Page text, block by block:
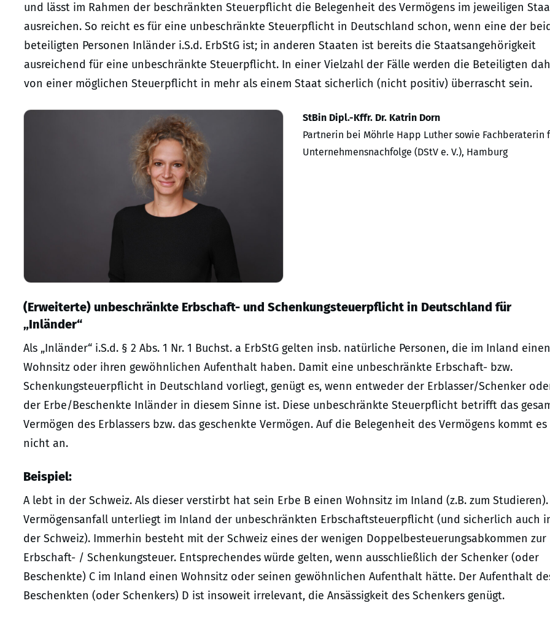
und lässt im Rahmen der beschränkten Steuerpflicht die Belegenheit des Vermögens im jeweiligen
ausreichen. So reicht es für eine unbeschränkte Steuerpflicht in Deutschland schon, wenn eine der
beteiligten Personen Inländer i.S.d. ErbStG ist; in anderen Staaten ist bereits die Staatsangehörigkeit
ausreichend für eine unbeschränkte Steuerpflicht. In einer Vielzahl der Fälle werden die Beteiligten
von einer möglichen Steuerpflicht in mehr als einem Staat sicherlich (nicht positiv) überrascht sein.
StBin Dipl.-Kffr. Dr. Katrin Dorn
Partnerin bei Möhrle Happ Luther sowie Fachberaterin
Unternehmensnachfolge (DStV e. V.), Hamburg
(Erweiterte) unbeschränkte Erbschaft- und Schenkungsteuerpflicht in Deutschland für
„Inländer“
Als „Inländer“ i.S.d. § 2 Abs. 1 Nr. 1 Buchst. a ErbStG gelten insb. natürliche Personen, die im Inland einen
Wohnsitz oder ihren gewöhnlichen Aufenthalt haben. Damit eine unbeschränkte Erbschaft- bzw.
Schenkungsteuerpflicht in Deutschland vorliegt, genügt es, wenn entweder der Erblasser/Schenker
der Erbe/Beschenkte Inländer in diesem Sinne ist. Diese unbeschränkte Steuerpflicht betrifft das
Vermögen des Erblassers bzw. das geschenkte Vermögen. Auf die Belegenheit des Vermögens kommt es
nicht an.
Beispiel:
A lebt in der Schweiz. Als dieser verstirbt hat sein Erbe B einen Wohnsitz im Inland (z.B. zum
Vermögensanfall unterliegt im Inland der unbeschränkten Erbschaftsteuerpflicht (und sicherlich auch
der Schweiz). Immerhin besteht mit der Schweiz eines der wenigen Doppelbesteuerungsabkommen zur
Erbschaft- / Schenkungsteuer. Entsprechendes würde gelten, wenn ausschließlich der Schenker (oder
Beschenkte) C im Inland einen Wohnsitz oder seinen gewöhnlichen Aufenthalt hätte. Der Aufenthalt
Beschenkten (oder Schenkers) D ist insoweit irrelevant, die Ansässigkeit des Schenkers genügt.